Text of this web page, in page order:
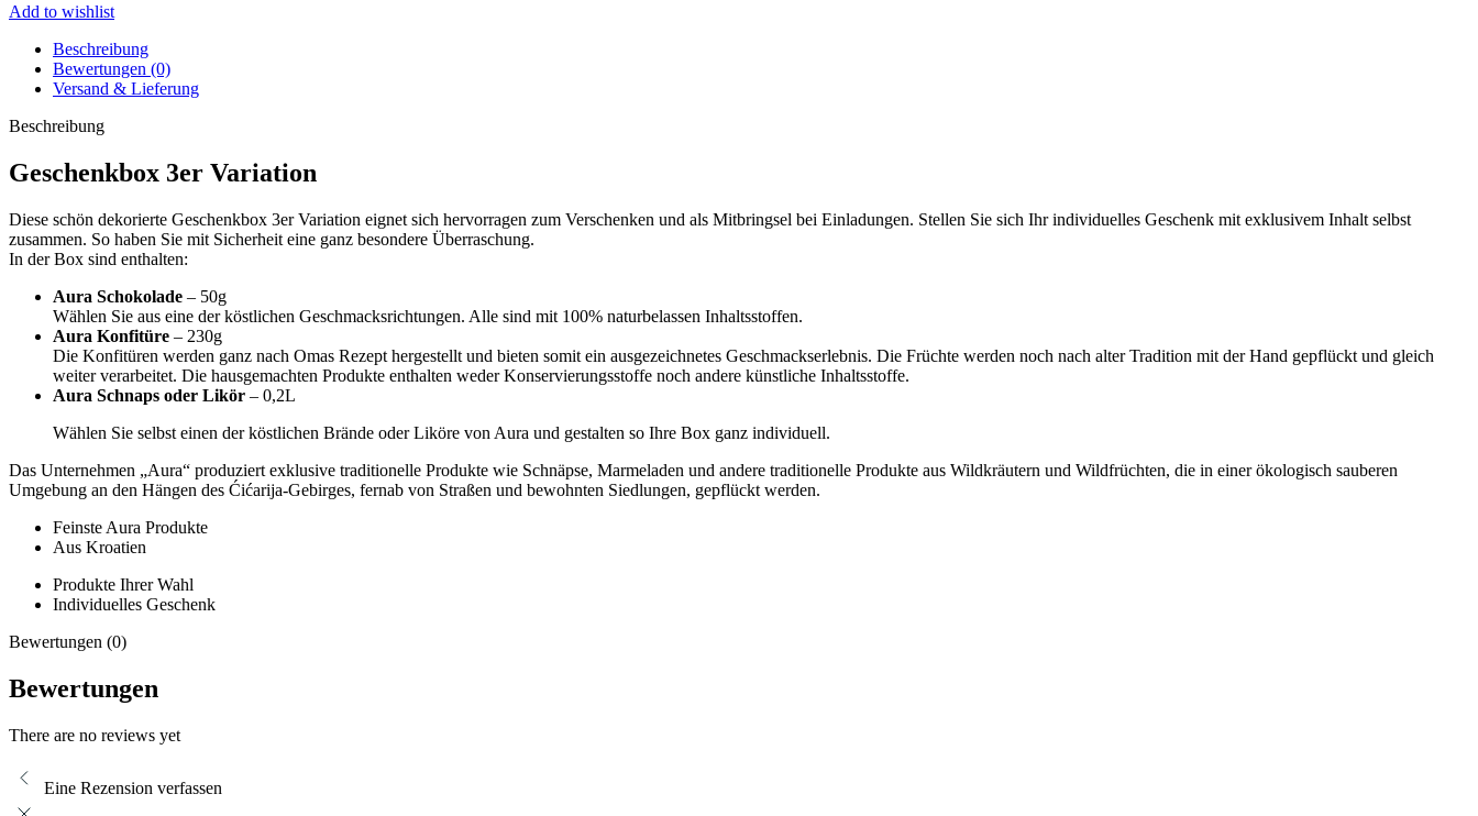
Add to wishlist
Beschreibung
Bewertungen (0)
Versand & Lieferung
Beschreibung
Geschenkbox 3er Variation
Diese schön dekorierte Geschenkbox 3er Variation eignet sich hervorragen zum Verschenken und als Mitbringsel bei Einladungen. Stellen Sie sich Ihr individuelles Geschenk mit exklusivem Inhalt selbst
zusammen. So haben Sie mit Sicherheit eine ganz besondere Überraschung.
In der Box sind enthalten:
Aura Schokolade – 50g
Wählen Sie aus eine der köstlichen Geschmacksrichtungen. Alle sind mit 100% naturbelassen Inhaltsstoffen.
Aura Konfitüre – 230g
Die Konfitüren werden ganz nach Omas Rezept hergestellt und bieten somit ein ausgezeichnetes Geschmackserlebnis. Die Früchte werden noch nach alter Tradition mit der Hand gepflückt und gleich
weiter verarbeitet. Die hausgemachten Produkte enthalten weder Konservierungsstoffe noch andere künstliche Inhaltsstoffe.
Aura Schnaps oder Likör – 0,2L
Wählen Sie selbst einen der köstlichen Brände oder Liköre von Aura und gestalten so Ihre Box ganz individuell.
Das Unternehmen „Aura“ produziert exklusive traditionelle Produkte wie Schnäpse, Marmeladen und andere traditionelle Produkte aus Wildkräutern und Wildfrüchten, die in einer ökologisch sauberen
Umgebung an den Hängen des Ćićarija-Gebirges, fernab von Straßen und bewohnten Siedlungen, gepflückt werden.
Feinste Aura Produkte
Aus Kroatien
Produkte Ihrer Wahl
Individuelles Geschenk
Bewertungen (0)
Bewertungen
There are no reviews yet
Eine Rezension verfassen